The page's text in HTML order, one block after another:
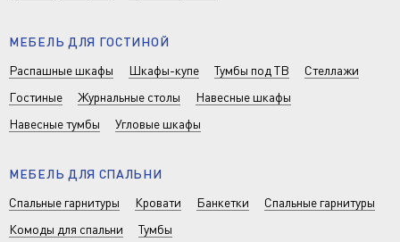
МЕБЕЛЬ ДЛЯ ГОСТИНОЙ
Распашные шкафы
Шкафы-купе Тумбы под ТВ
Стеллажи
Гостиные
Журнальные столы
Навесные шкафы
Навесные тумбы
Угловые шкафы
МЕБЕЛЬ ДЛЯ СПАЛЬНИ
Спальные гарнитуры
Кровати Банкетки
Спальные гарнитуры
Комоды для спальни
Тумбы